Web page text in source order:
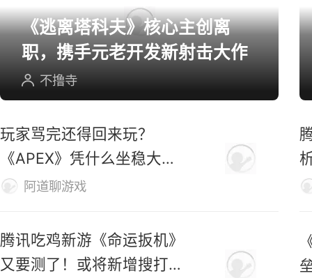
《逃离塔科夫》核心主创离
职，携手元老开发新射击大作
不撸寺
玩家骂完还得回来玩？
《APEX》凭什么坐稳大逃
杀第一桌？
阿道聊游戏
腾讯吃鸡新游《命运扳机》
又要测了！或将新增搜打撤